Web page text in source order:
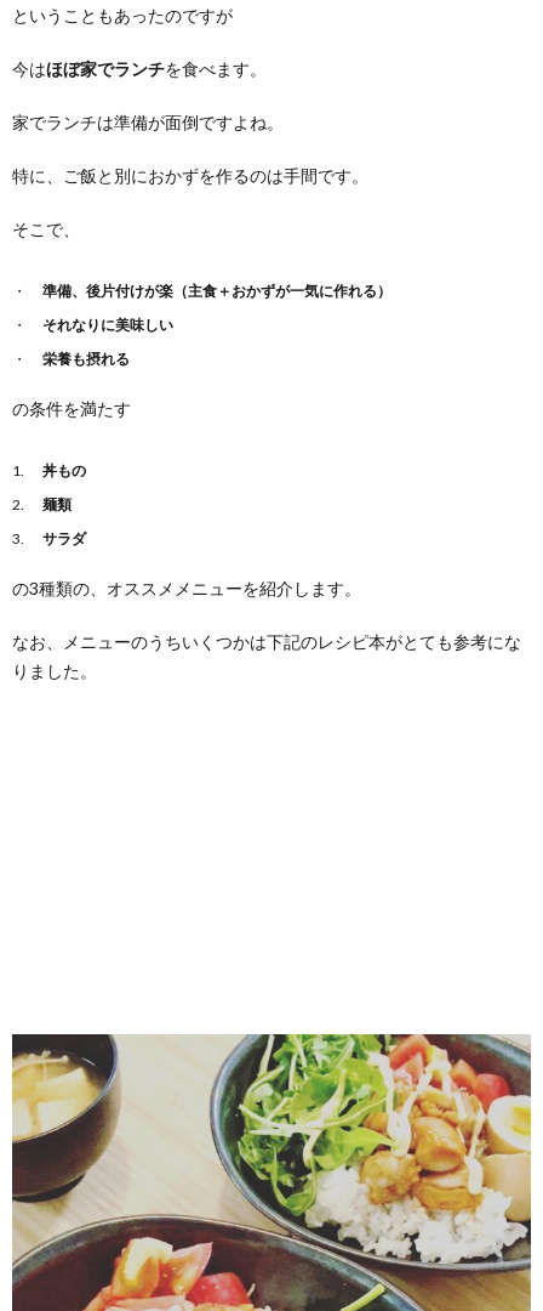
ということもあったのですが
今はほぼ家でランチを食べます。
家でランチは準備が面倒ですよね。
特に、ご飯と別におかずを作るのは手間です。
そこで、
準備、後片付けが楽（主食＋おかずが一気に作れる）
それなりに美味しい
栄養も摂れる
の条件を満たす
丼もの
麺類
サラダ
の3種類の、オススメメニューを紹介します。
なお、メニューのうちいくつかは下記のレシピ本がとても参考にな
りました。